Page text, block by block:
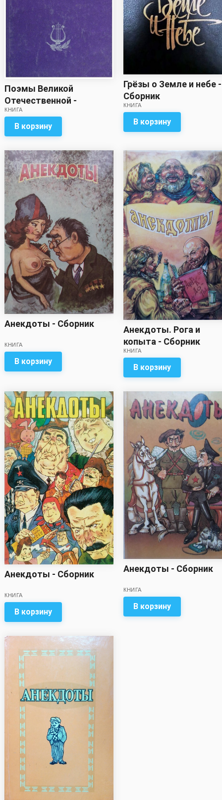
Поэмы Великой
Отечественной -
Сборник
КНИГА
В корзину
Грёзы о Земле и небе -
Сборник
КНИГА
В корзину
Анекдоты - Сборник
КНИГА
В корзину
Анекдоты. Рога и
копыта - Сборник
КНИГА
В корзину
Анекдоты - Сборник
КНИГА
В корзину
Анекдоты - Сборник
КНИГА
В корзину